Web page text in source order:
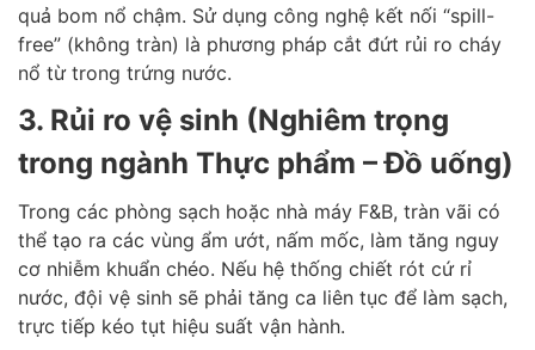
quả bom nổ chậm. Sử dụng công nghệ kết nối “spill-
free” (không tràn) là phương pháp cắt đứt rủi ro cháy
nổ từ trong trứng nước.
3. Rủi ro vệ sinh (Nghiêm trọng
trong ngành Thực phẩm – Đồ uống)
Trong các phòng sạch hoặc nhà máy F&B, tràn vãi có
thể tạo ra các vùng ẩm ướt, nấm mốc, làm tăng nguy
cơ nhiễm khuẩn chéo. Nếu hệ thống chiết rót cứ rỉ
nước, đội vệ sinh sẽ phải tăng ca liên tục để làm sạch,
trực tiếp kéo tụt hiệu suất vận hành.